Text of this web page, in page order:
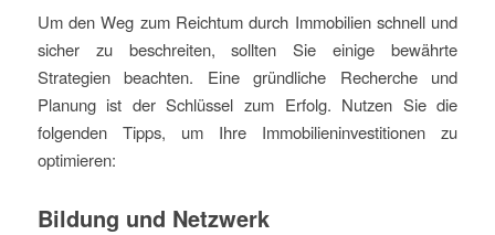
Um den Weg zum Reichtum durch Immobilien schnell und
sicher zu beschreiten, sollten Sie einige bewährte
Strategien beachten. Eine gründliche Recherche und
Planung ist der Schlüssel zum Erfolg. Nutzen Sie die
folgenden Tipps, um Ihre Immobilieninvestitionen zu
optimieren:
Bildung und Netzwerk